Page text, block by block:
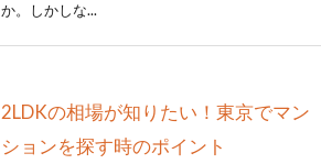
か。しかしな...
2LDKの相場が知りたい！東京でマン
ションを探す時のポイント